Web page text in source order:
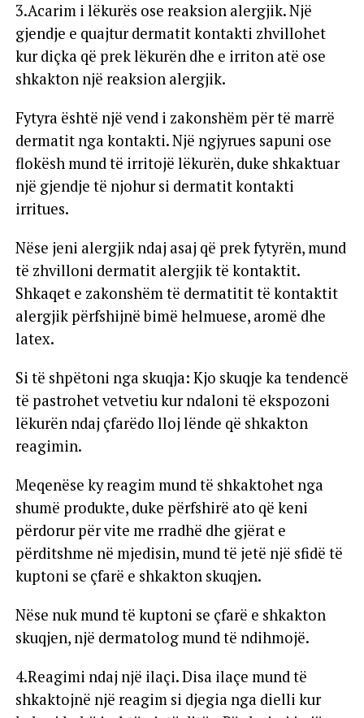
3.Acarim i lëkurës ose reaksion alergjik. Një
gjendje e quajtur dermatit kontakti zhvillohet
kur diçka që prek lëkurën dhe e irriton atë ose
shkakton një reaksion alergjik.
Fytyra është një vend i zakonshëm për të marrë
dermatit nga kontakti. Një ngjyrues sapuni ose
flokësh mund të irritojë lëkurën, duke shkaktuar
një gjendje të njohur si dermatit kontakti
irritues.
Nëse jeni alergjik ndaj asaj që prek fytyrën, mund
të zhvilloni dermatit alergjik të kontaktit.
Shkaqet e zakonshëm të dermatitit të kontaktit
alergjik përfshijnë bimë helmuese, aromë dhe
latex.
Si të shpëtoni nga skuqja: Kjo skuqje ka tendencë
të pastrohet vetvetiu kur ndaloni të ekspozoni
lëkurën ndaj çfarëdo lloj lënde që shkakton
reagimin.
Meqenëse ky reagim mund të shkaktohet nga
shumë produkte, duke përfshirë ato që keni
përdorur për vite me rradhë dhe gjërat e
përditshme në mjedisin, mund të jetë një sfidë të
kuptoni se çfarë e shkakton skuqjen.
Nëse nuk mund të kuptoni se çfarë e shkakton
skuqjen, një dermatolog mund të ndihmojë.
4.Reagimi ndaj një ilaçi. Disa ilaçe mund të
shkaktojnë një reagim si djegia nga dielli kur